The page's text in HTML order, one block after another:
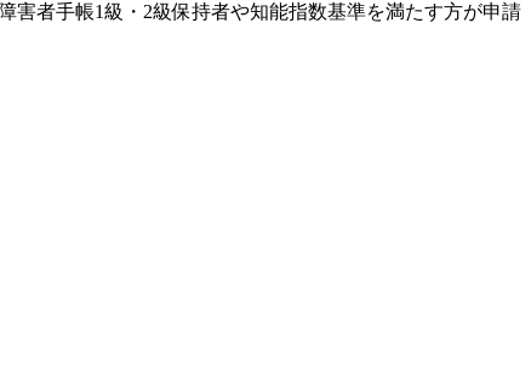
害者手帳1級・2級保持者や知能指数基準を満たす方が申請